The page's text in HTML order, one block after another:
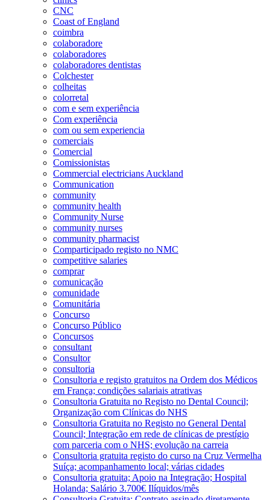
CNC
Coast of England
coimbra
colaboradore
colaboradores
colaboradores dentistas
Colchester
colheitas
colorretal
com e sem experiência
Com experiência
com ou sem experiencia
comerciais
Comercial
Comissionistas
Commercial electricians Auckland
Communication
community
community health
Community Nurse
community nurses
community pharmacist
Comparticipado registo no NMC
competitive salaries
comprar
comunicação
comunidade
Comunitária
Concurso
Concurso Público
Concursos
consultant
Consultor
consultoria
Consultoria e registo gratuitos na Ordem dos Médicos
em França; condições salariais atrativas
Consultoria Gratuita no Registo no Dental Council;
Organização com Clínicas do NHS
Consultoria Gratuita no Registo no General Dental
Council; Integração em rede de clínicas de prestígio
com parceria com o NHS; evolução na carreia
Consultoria gratuita registo do curso na Cruz Vermelha
Suíça; acompanhamento local; várias cidades
Consultoria gratuita; Apoio na Integração; Hospital
Holanda; Salário 3.700€ Ilíquidos/mês